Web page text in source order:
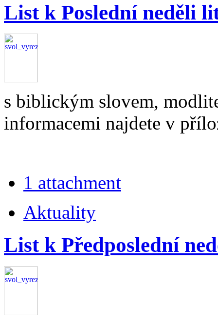
List k Poslední neděli
s biblickým slovem,
informacemi najdete v
1 attachment
Aktuality
List k Předposlední